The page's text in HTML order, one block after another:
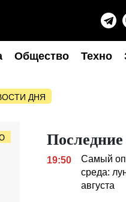
Общество Техно
ДНЯ
19:50
Самый
среда:
августа